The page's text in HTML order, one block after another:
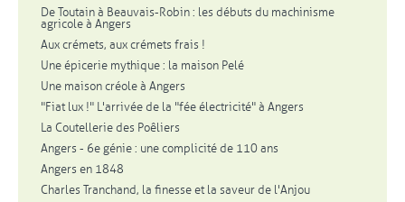
De Toutain à Beauvais-Robin : les débuts du machinisme
agricole à Angers
Aux crémets, aux crémets frais !
Une épicerie mythique : la maison Pelé
Une maison créole à Angers
"Fiat lux !" L'arrivée de la "fée électricité" à Angers
La Coutellerie des Poêliers
Angers - 6e génie : une complicité de 110 ans
Angers en 1848
Charles Tranchand, la finesse et la saveur de l'Anjou